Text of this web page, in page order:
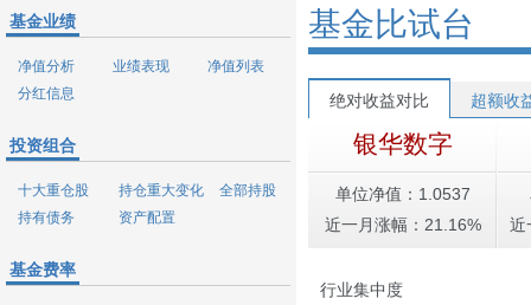
基金业绩
净值分析 业绩表现
净值列表
分红信息
投资组合
十大重仓股 持仓重大变化
全部持股
持有债务
资产配置
基金费率
基金比试台
绝对收益对比 超额收
银华数字
单位净值：1.0537
近一月涨幅：21.16%
近
行业集中度